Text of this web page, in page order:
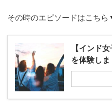
その時のエピソードはこちら
【インド
を体験し